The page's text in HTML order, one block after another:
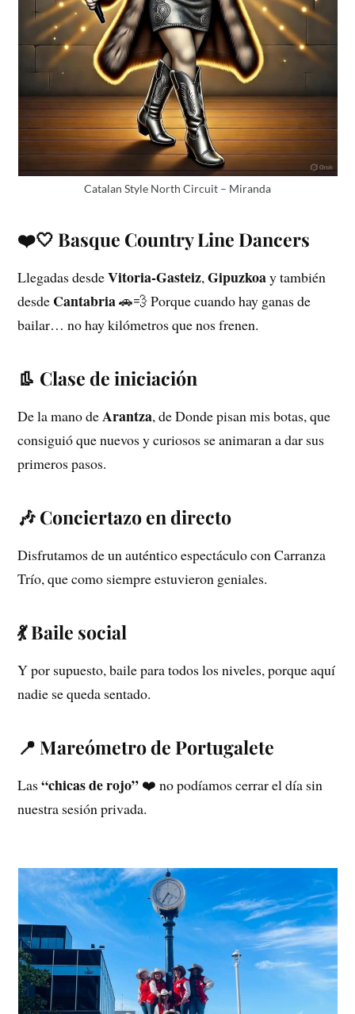
Catalan Style North Circuit – Miranda
❤️🤍 Basque Country Line Dancers
Llegadas desdeVitoria-Gasteiz,Gipuzkoay también
desde Cantabria🚗💨 Porque cuando hay ganas de
bailar… no hay kilómetros que nos frenen.
👢 Clase de iniciación
De la mano deArantza, de Donde pisan mis botas, que
consiguió que nuevos y curiosos se animaran a dar sus
primeros pasos.
🎶 Conciertazo en directo
Disfrutamos de un auténtico espectáculo con Carranza
Trío, que como siempre estuvieron geniales.
💃 Baile social
Y por supuesto, baile para todos los niveles, porque aquí
nadie se queda sentado.
📍 Mareómetro de Portugalete
Las“chicas de rojo” ❤️ no podíamos cerrar el día sin
nuestra sesión privada.